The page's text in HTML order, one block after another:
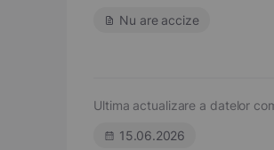
Nu are accize
Ultima actualizare a datelor
15.06.2026